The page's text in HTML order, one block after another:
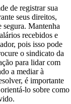
de registrar sua
seus direitos,
segura. Mantenha
recebidos e
pois isso pode
o sindicato da
para lidar com
a mediar à
é importante
lo sobre como